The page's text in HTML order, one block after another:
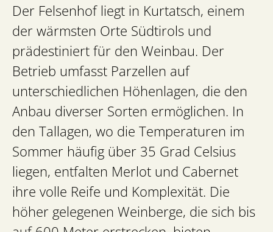
Der Felsenhof liegt in Kurtatsch, einem
der wärmsten Orte Südtirols und
prädestiniert für den Weinbau. Der
Betrieb umfasst Parzellen auf
unterschiedlichen Höhenlagen, die den
Anbau diverser Sorten ermöglichen. In
den Tallagen, wo die Temperaturen im
Sommer häufig über 35 Grad Celsius
liegen, entfalten Merlot und Cabernet
ihre volle Reife und Komplexität. Die
höher gelegenen Weinberge, die sich bis